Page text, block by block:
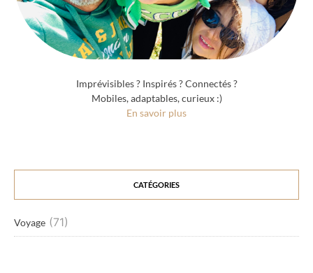
Imprévisibles ? Inspirés ? Connectés ?
Mobiles, adaptables, curieux :)
En savoir plus
CATÉGORIES
Voyage (71)